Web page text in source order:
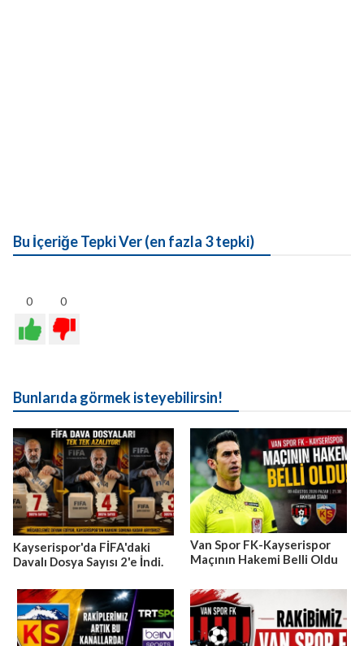
Bu İçeriğe Tepki Ver (en fazla 3 tepki)
0 0
Bunlarıda görmek isteyebilirsin!
Kayserispor'da FİFA'daki
Davalı Dosya Sayısı 2'e İndi.
Van Spor FK-Kayserispor
Maçının Hakemi Belli Oldu